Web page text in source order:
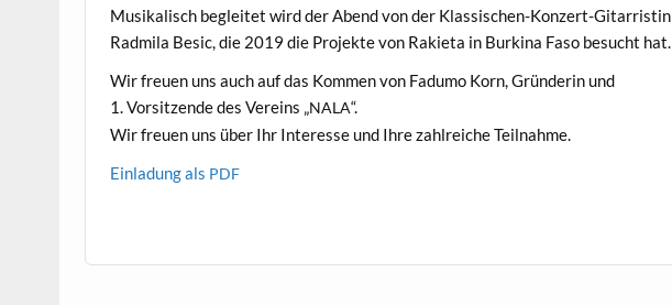
Musikalisch begleit­et wird der Abend von der Klassischen-Konzert-Gitarristin
Rad­mi­la Besic, die 2019 die Pro­jek­te von Raki­eta in Burk­i­na Faso besucht hat.
Wir freuen uns auch auf das Kom­men von Fad­u­mo Korn, Grün­derin und
1. Vor­sitzende des Vere­ins „NALA“.
Wir freuen uns über Ihr Inter­esse und Ihre zahlre­iche Teilnahme.
Ein­ladung als PDF